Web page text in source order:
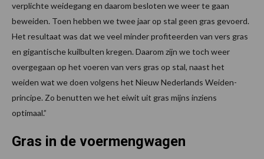
verplichte weidegang en daarom besloten we weer te gaan
beweiden. Toen hebben we twee jaar op stal geen gras gevoerd.
Het resultaat was dat we veel minder profiteerden van vers gras
en gigantische kuilbulten kregen. Daarom zijn we toch weer
overgegaan op het voeren van vers gras op stal, naast het
weiden wat we doen volgens het Nieuw Nederlands Weiden-
principe. Zo benutten we het eiwit uit gras mijns inziens
optimaal.”
Gras in de voermengwagen